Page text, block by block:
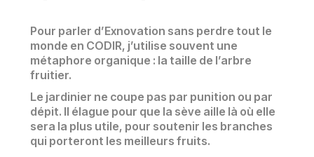
Pour parler d’Exnovation sans perdre tout le
monde en CODIR, j’utilise souvent une
métaphore organique : la taille de l’arbre
fruitier.
Le jardinier ne coupe pas par punition ou par
dépit. Il élague pour que la sève aille là où elle
sera la plus utile, pour soutenir les branches
qui porteront les meilleurs fruits.